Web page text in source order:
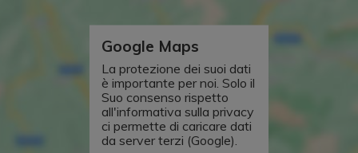
Google Maps
La protezione dei suoi dati
è importante per noi. Solo il
Suo consenso rispetto
all'informativa sulla privacy
ci permette di caricare dati
da server terzi (Google).